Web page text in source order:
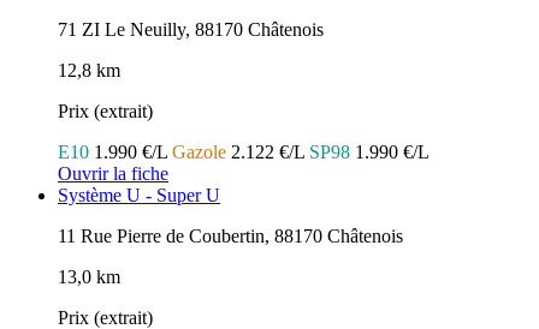
71 ZI Le Neuilly, 88170 Châtenois
12,8 km
Prix (extrait)
E10 1.990 €/L Gazole 2.122 €/L SP98 1.990 €/L
Ouvrir la fiche
Système U - Super U
11 Rue Pierre de Coubertin, 88170 Châtenois
13,0 km
Prix (extrait)